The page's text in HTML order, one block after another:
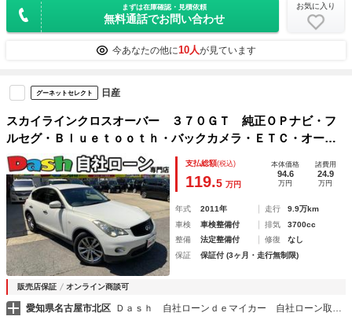
まずは在庫確認・見積依頼
無料通話でお問い合わせ
お気に入り
今あなたの他に10人が見ています
グーネットセレクト 日産
スカイラインクロスオーバー ３７０ＧＴ 純正ＯＰナビ・フ
ルセグ・Ｂｌｕｅｔｏｏｔｈ・バックカメラ・ＥＴＣ・オート
リトラミラー・純正アルミホイール・ＨＩＤオートライト・フ
ォグランプ・プッシュスタート・ＢＯＳＥウーファー・ハーフ
レザーシート
支払総額(税込)
119.5 万円
本体価格
94.6
万円
諸費用
24.9
万円
年式 2011年 走行
9.9万km
車検
車検整備付 排気
3700cc
整備
法定整備付 修復
なし
保証
保証付 (3ヶ月・走行無制限)
販売店保証 オンライン商談可
愛知県名古屋市北区